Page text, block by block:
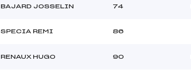
BAJARD JOSSELIN 74
SPECIA REMI 86
RENAUX HUGO 90